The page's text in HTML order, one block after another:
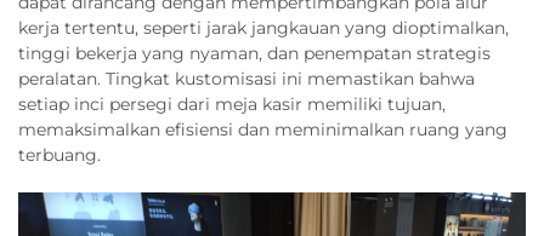
kerja tertentu, seperti jarak jangkauan yang dioptimalkan,
tinggi bekerja yang nyaman, dan penempatan strategis
peralatan. Tingkat kustomisasi ini memastikan bahwa
setiap inci persegi dari meja kasir memiliki tujuan,
memaksimalkan efisiensi dan meminimalkan ruang yang
terbuang.